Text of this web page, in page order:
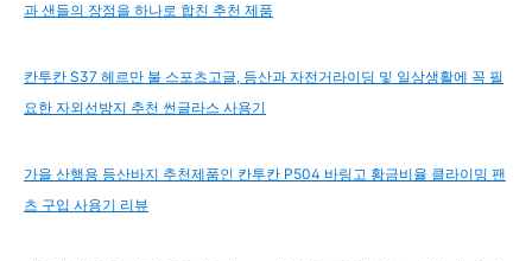
과 샌들의 장점을 하나로 합친 추천 제품
칸투칸 S37 헤르만 불 스포츠고글, 등산과 자전거라이딩 및 일상생활에 꼭 필
요한 자외선방지 추천 썬글라스 사용기
가을 산행용 등산바지 추천제품인 칸투칸 P504 바링고 황금비율 클라이밍 팬
츠 구입 사용기 리뷰